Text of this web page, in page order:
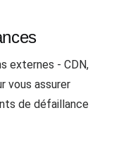
externes - CDN,
vous assurer
de défaillance